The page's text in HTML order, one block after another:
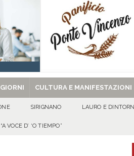
onore di San Giovanni Battista 2026!
Giovanni Battista e santa Sabina EVIDENZA
CULTURA E MANIFESTAZIONI
SIRIGNANO LAURO E DINTORNI
“A VOCE D’ ‘O TIEMPO”